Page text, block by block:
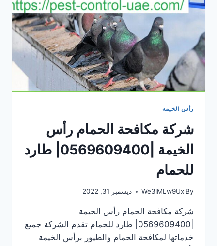
رأس الخيمة
شركة مكافحة الحمام رأس
الخيمة |0569609400| طارد
للحمام
By
We3lMLw9Ux ديسمبر 31, 2022
شركة مكافحة الحمام رأس الخيمة
|0569609400| طارد للحمام تقدم الشركة جميع
خدماتها لمكافحة الحمام والطيور برأس الخيمة